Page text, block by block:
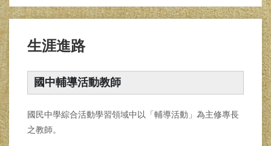
生涯進路
國中輔導活動教師
國民中學綜合活動學習領域中以「輔導活動」為主修專長
之教師。